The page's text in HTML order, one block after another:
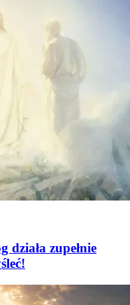
działa zupełnie